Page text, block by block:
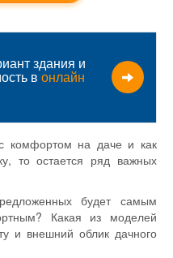
здания и
в онлайн
комфортом на даче и как
то остается ряд важных
будет самым
Какая из моделей
и внешний облик дачного